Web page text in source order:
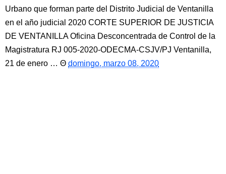
Urbano que forman parte del Distrito Judicial de Ventanilla
en el año judicial 2020 CORTE SUPERIOR DE JUSTICIA
DE VENTANILLA Oficina Desconcentrada de Control de la
Magistratura RJ 005-2020-ODECMA-CSJV/PJ Ventanilla,
21 de enero …
domingo, marzo 08, 2020